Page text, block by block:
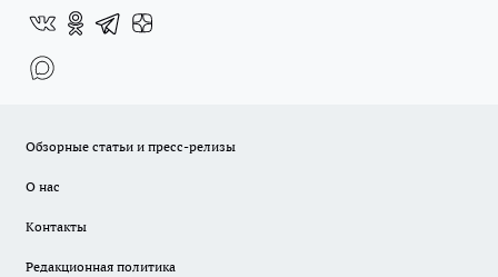
Обзорные статьи и пресс-релизы
О нас
Контакты
Редакционная политика